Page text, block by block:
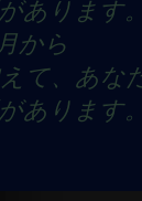
あります。
から
て、あな
あります。